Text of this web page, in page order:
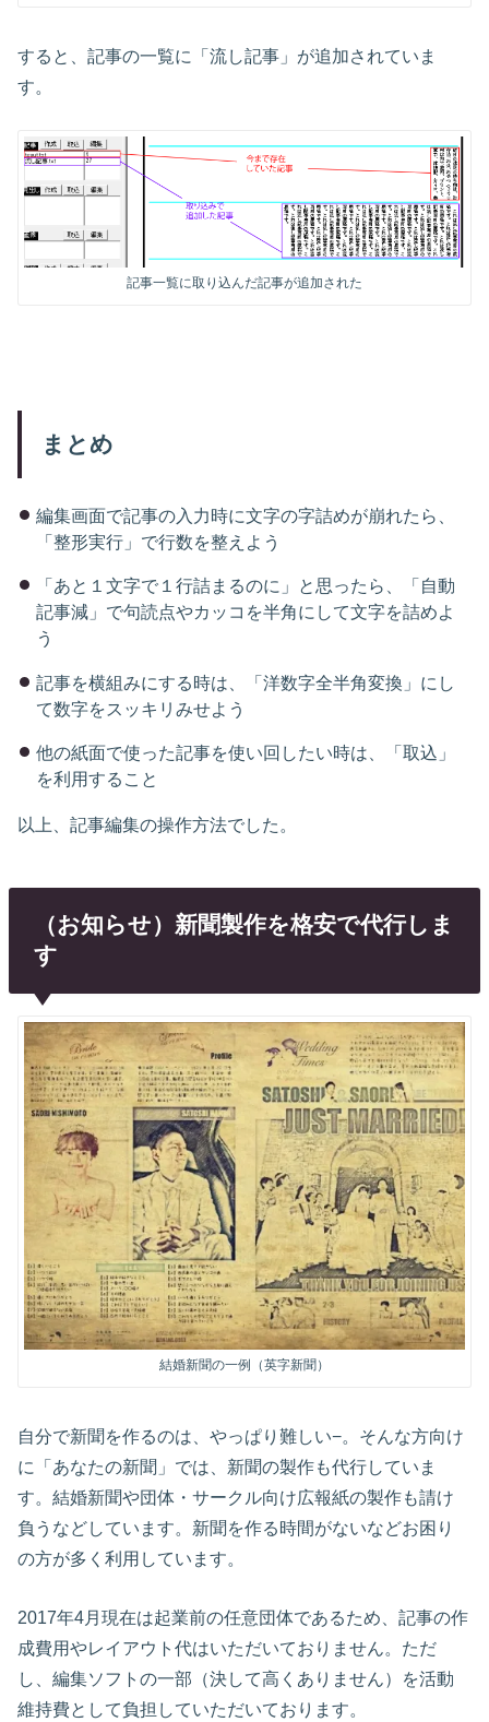
すると、記事の一覧に「流し記事」が追加されていま
す。
記事一覧に取り込んだ記事が追加された
まとめ
編集画面で記事の入力時に文字の字詰めが崩れたら、
「整形実行」で行数を整えよう
「あと１文字で１行詰まるのに」と思ったら、「自動
記事減」で句読点やカッコを半角にして文字を詰めよ
う
記事を横組みにする時は、「洋数字全半角変換」にし
て数字をスッキリみせよう
他の紙面で使った記事を使い回したい時は、「取込」
を利用すること
以上、記事編集の操作方法でした。
（お知らせ）新聞製作を格安で代行しま
す
結婚新聞の一例（英字新聞）
自分で新聞を作るのは、やっぱり難しい−。そんな方向け
に「あなたの新聞」では、新聞の製作も代行していま
す。結婚新聞や団体・サークル向け広報紙の製作も請け
負うなどしています。新聞を作る時間がないなどお困り
の方が多く利用しています。
2017年4月現在は起業前の任意団体であるため、記事の作
成費用やレイアウト代はいただいておりません。ただ
し、編集ソフトの一部（決して高くありません）を活動
維持費として負担していただいております。